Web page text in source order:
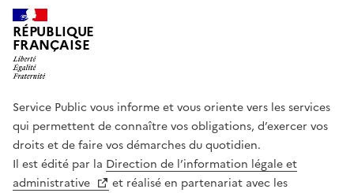
RÉPUBLIQUE
FRANÇAISE
Service Public vous informe et vous oriente vers les services
qui permettent de connaître vos obligations, d’exercer vos
droits et de faire vos démarches du quotidien.
Il est édité par la Direction de l’information légale et
administrative
et réalisé en partenariat avec les